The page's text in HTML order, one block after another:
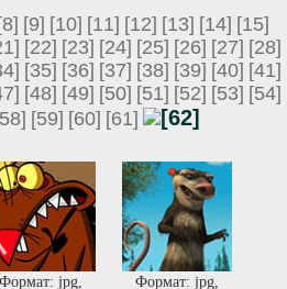
[8] [9] [10] [11] [12] [13] [14] [15]
[22] [23] [24] [25] [26] [27] [28]
[35] [36] [37] [38] [39] [40] [41]
[48] [49] [50] [51] [52] [53] [54]
[59] [60] [61] [62]
Формат: jpg,
Формат: jpg,